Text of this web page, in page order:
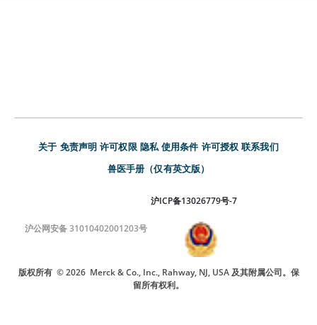
关于 免责声明 许可权限 隐私 使用条件 许可授权 联系我们
兽医手册（仅有英文版）
沪ICP备13026779号-7
沪公网安备 31010402001203号
版权所有 © 2026 Merck & Co., Inc., Rahway, NJ, USA 及其附属公司。保
留所有权利。